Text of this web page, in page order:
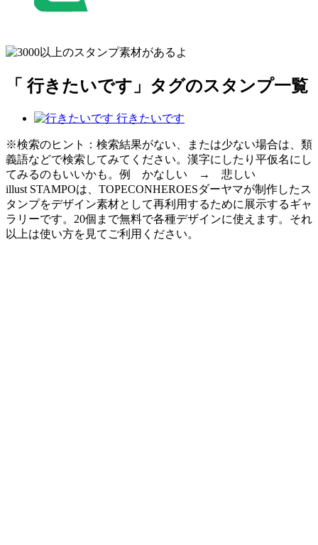
「 行きたいです」タグのスタンプ一覧
行きたいです
※検索のヒント：検索結果がない、または少ない場合は、類
義語などで検索してみてください。漢字にしたり平仮名にし
てみるのもいいかも。例 かなしい → 悲しい
illust STAMPOは、TOPECONHEROESダーヤマが制作したス
タンプをデザイン素材として再利用するために展示するギャ
ラリーです。20個まで無料で各種デザインに使えます。それ
以上は使い方を見てご利用ください。